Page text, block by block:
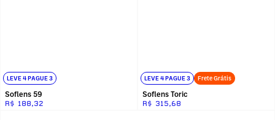
LEVE 4 PAGUE 3
Soflens 59
R$ 188,32
LEVE 4 PAGUE 3 Frete Grátis
Soflens Toric
R$ 315,68